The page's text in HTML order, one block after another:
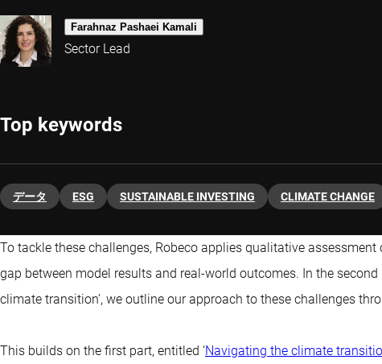
Farahnaz Pashaei Kamali
Sector Lead
Top keywords
データ ESG SUSTAINABLE INVESTING CLIMATE CHANGE
To tackle these challenges, Robeco applies qualitative
gap between model results and real-world outcomes. In the
climate transition’, we outline our approach to these challenges
This builds on the first part, entitled ‘Navigating the climate